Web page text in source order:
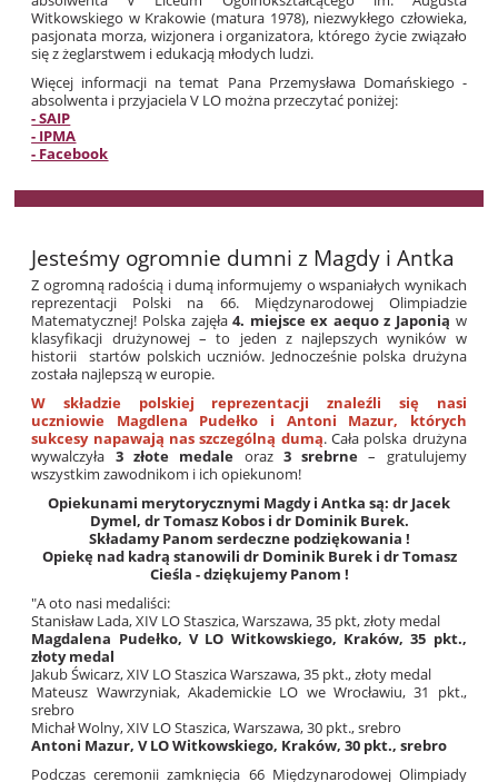
Witkowskiego w Krakowie (matura 1978), niezwykłego człowieka,
pasjonata morza, wizjonera i organizatora, którego życie związało
się z żeglarstwem i edukacją młodych ludzi.
Więcej informacji na temat Pana Przemysława Domańskiego -
absolwenta i przyjaciela V LO można przeczytać poniżej:
- SAIP
- IPMA
- Facebook
Jesteśmy ogromnie dumni z Magdy i Antka
Z ogromną radością i dumą informujemy o wspaniałych wynikach
reprezentacji Polski na 66. Międzynarodowej Olimpiadzie
Matematycznej! Polska zajęła4. miejsce ex aequo z Japonią w
klasyfikacji drużynowej – to jeden z najlepszych wyników w
historii startów polskich uczniów. Jednocześnie polska drużyna
została najlepszą w europie.
W składzie polskiej reprezentacji znaleźli się nasi
uczniowie Magdlena Pudełko i Antoni Mazur, których
sukcesy napawają nas szczególną dumą. Cała polska drużyna
wywalczyła 3 złote medale oraz 3 srebrne – gratulujemy
wszystkim zawodnikom i ich opiekunom!
Opiekunami merytorycznymi Magdy i Antka są: dr Jacek
Dymel, dr Tomasz Kobos i dr Dominik Burek.
Składamy Panom serdeczne podziękowania !
Opiekę nad kadrą stanowili dr Dominik Burek i dr Tomasz
Cieśla - dziękujemy Panom !
"A oto nasi medaliści:
Stanisław Lada, XIV LO Staszica, Warszawa, 35 pkt, złoty medal
Magdalena Pudełko, V LO Witkowskiego, Kraków, 35 pkt.,
złoty medal
Jakub Świcarz, XIV LO Staszica Warszawa, 35 pkt., złoty medal
Mateusz Wawrzyniak, Akademickie LO we Wrocławiu, 31 pkt.,
srebro
Michał Wolny, XIV LO Staszica, Warszawa, 30 pkt., srebro
Antoni Mazur, V LO Witkowskiego, Kraków, 30 pkt., srebro
Podczas ceremonii zamknięcia 66 Międzynarodowej Olimpiady